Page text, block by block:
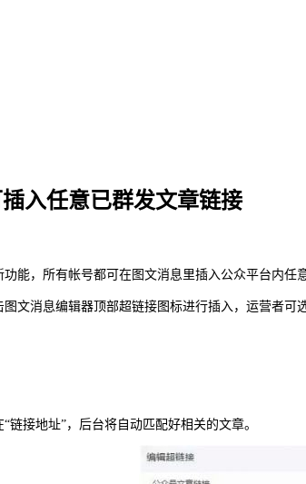
入任意已群发文章链接
能，所有帐号都可在图文消息里插入公众平台内任
文消息编辑器顶部超链接图标进行插入，运营者
接地址”，后台将自动匹配好相关的文章。